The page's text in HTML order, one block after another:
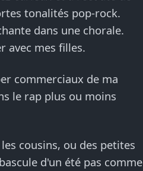
tonalités pop-rock.
dans une chorale.
avec mes filles.
commerciaux de ma
le rap plus ou moins
cousins, ou des petites
d'un été pas comme